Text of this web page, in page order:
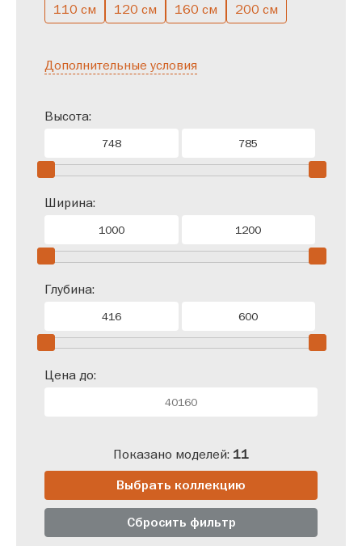
110 см
120 см 160 см 200 см
Дополнительные условия
Высота:
Ширина:
Глубина:
Цена до:
Показано моделей: 11
Сбросить фильтр
Выбрать коллекцию